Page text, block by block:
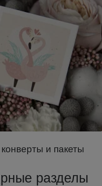
и пакеты
разделы